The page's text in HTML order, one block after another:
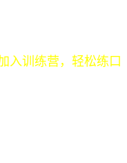
入训练营，轻松练口